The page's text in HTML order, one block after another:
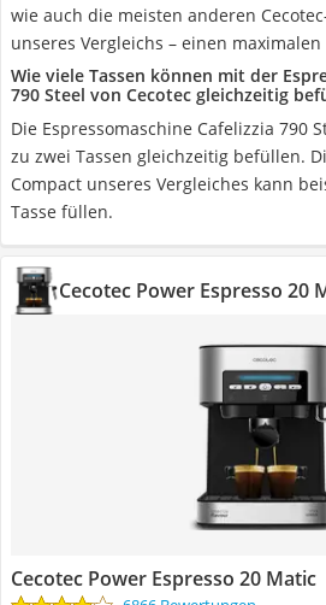
wie auch die meisten anderen
unseres Vergleichs – einen
Wie viele Tassen können mit der
790 Steel von Cecotec gleichzeitig
Die Espressomaschine Cafelizzia 790
zu zwei Tassen gleichzeitig befüllen.
Compact unseres Vergleiches kann
Tasse füllen.
Cecotec Power Espresso 20
Cecotec Power Espresso 20 Matic